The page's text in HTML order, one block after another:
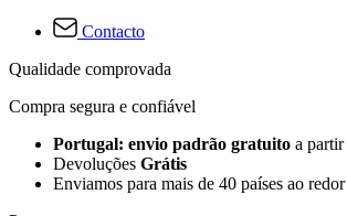
Contacto
Qualidade comprovada
Compra segura e confiável
Portugal: envio padrão gratuito a
Devoluções Grátis
Enviamos para mais de 40 países ao